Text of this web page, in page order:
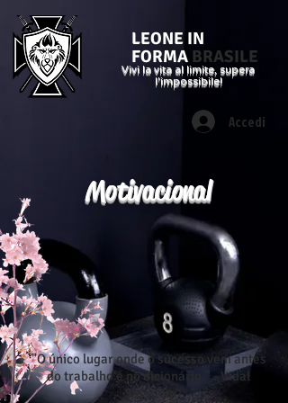
LEONE IN
FORMA BRASILE
Vivi la vita al limite, supera
l'impossibile!
Accedi
Motivacional
"O único lugar onde o sucesso vem antes
do trabalho é no dicionário." - Vidal
Sassoon